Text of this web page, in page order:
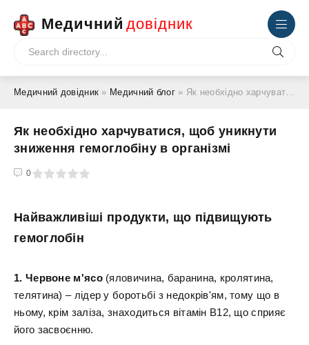
Медичний довідник
Медичний довідник » Медичний блог» Як необхідно харчуватися, щоб уникнути зниження гемоглобіну в організмі
Як необхідно харчуватися, щоб уникнути
зниження гемоглобіну в організмі
0
5
Найважливіші продукти, що підвищують
гемоглобін
1. Червоне м'ясо(яловичина, баранина, кролятина,
телятина) – лідер у боротьбі з недокрів'ям, тому що в
ньому, крім заліза, знаходиться вітамін В12, що сприяє
його засвоєнню.